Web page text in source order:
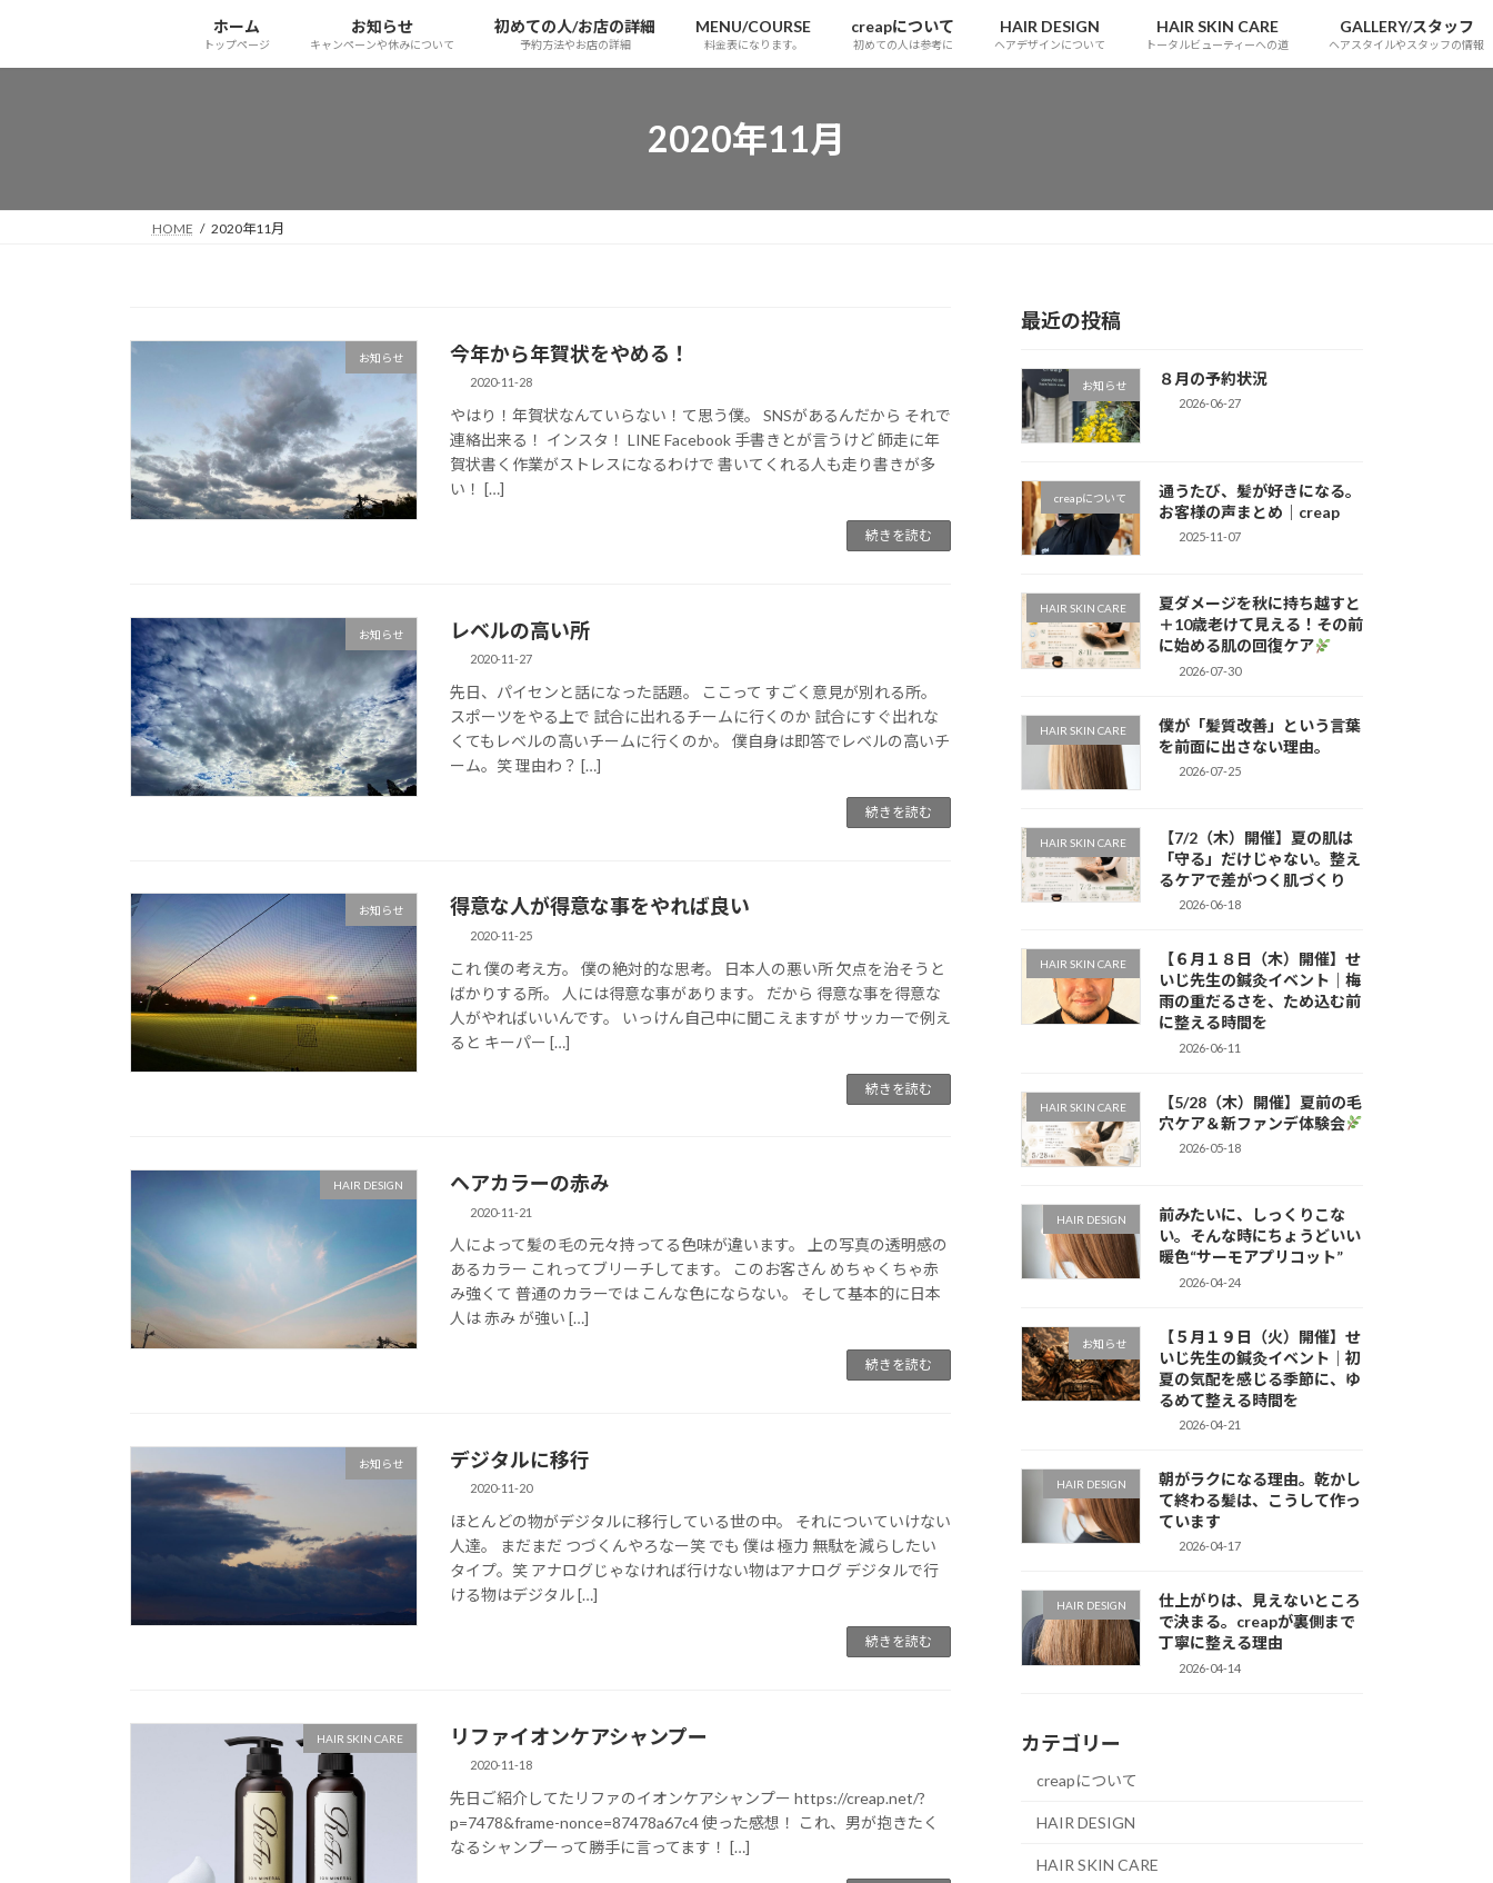
テ
ゲ
ホーム
トップページ
お知らせ
キャンペーンや休みについて
初めての人/お店の詳細
予約方法やお店の詳細
MENU/COURSE
料金表になります。
creapについて
初めての人は参考に
HAIR DESIGN
ヘアデザインについて
HAIR SKIN CARE
トータルビューティーへの道
GALLERY/スタッフ
ヘアスタイルやスタッフの情報
2020年11月
HOME 2020年11月
お知らせ 今年から年賀状をやめる！
2020-11-28
やはり！年賀状なんていらない！て思う僕。 SNSがあるんだから それで
連絡出来る！ インスタ！ LINE Facebook 手書きとが言うけど 師走に年
賀状書く作業がストレスになるわけで 書いてくれる人も走り書きが多
い！ […]
続きを読む
お知らせ レベルの高い所
2020-11-27
先日、パイセンと話になった話題。 ここって すごく意見が別れる所。
スポーツをやる上で 試合に出れるチームに行くのか 試合にすぐ出れな
くてもレベルの高いチームに行くのか。 僕自身は即答でレベルの高いチ
ーム。笑 理由わ？ […]
続きを読む
お知らせ 得意な人が得意な事をやれば良い
2020-11-25
これ 僕の考え方。 僕の絶対的な思考。 日本人の悪い所 欠点を治そうと
ばかりする所。 人には得意な事があります。 だから 得意な事を得意な
人がやればいいんです。 いっけん自己中に聞こえますが サッカーで例え
ると キーパー […]
続きを読む
HAIR DESIGN ヘアカラーの赤み
2020-11-21
人によって髪の毛の元々持ってる色味が違います。 上の写真の透明感の
あるカラー これってブリーチしてます。 このお客さん めちゃくちゃ赤
み強くて 普通のカラーでは こんな色にならない。 そして基本的に日本
人は 赤み が強い […]
続きを読む
お知らせ デジタルに移行
2020-11-20
ほとんどの物がデジタルに移行している世の中。 それについていけない
人達。 まだまだ つづくんやろなー笑 でも 僕は 極力 無駄を減らしたい
タイプ。笑 アナログじゃなければ行けない物はアナログ デジタルで行
ける物はデジタル […]
続きを読む
HAIR SKIN CARE リファイオンケアシャンプー
2020-11-18
先日ご紹介してたリファのイオンケアシャンプー https://creap.net/?
p=7478&frame-nonce=87478a67c4 使った感想！ これ、男が抱きたく
なるシャンプーって勝手に言ってます！ […]
最近の投稿
お知らせ ８月の予約状況
2026-06-27
creapについて
通うたび、髪が好きになる。
お客様の声まとめ｜creap
2025-11-07
HAIR SKIN CARE
夏ダメージを秋に持ち越すと
＋10歳老けて見える！その前
に始める肌の回復ケア
2026-07-30
HAIR SKIN CARE
僕が「髪質改善」という言葉
を前面に出さない理由。
2026-07-25
HAIR SKIN CARE
【7/2（木）開催】夏の肌は
「守る」だけじゃない。整え
るケアで差がつく肌づくり
2026-06-18
HAIR SKIN CARE
【６月１８日（木）開催】せ
いじ先生の鍼灸イベント｜梅
雨の重だるさを、ため込む前
に整える時間を
2026-06-11
HAIR SKIN CARE
【5/28（木）開催】夏前の毛
穴ケア＆新ファンデ体験会
2026-05-18
HAIR DESIGN
前みたいに、しっくりこな
い。そんな時にちょうどいい
暖色“サーモアプリコット”
2026-04-24
お知らせ
【５月１９日（火）開催】せ
いじ先生の鍼灸イベント｜初
夏の気配を感じる季節に、ゆ
るめて整える時間を
2026-04-21
HAIR DESIGN
朝がラクになる理由。乾かし
て終わる髪は、こうして作っ
ています
2026-04-17
HAIR DESIGN
仕上がりは、見えないところ
で決まる。creapが裏側まで
丁寧に整える理由
2026-04-14
カテゴリー
creapについて
HAIR DESIGN
HAIR SKIN CARE